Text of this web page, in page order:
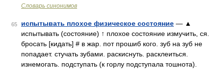
Словарь синонимов
65 испытывать плохое физическое состояние — ▲
испытывать (состояние) ↑ плохое состояние измучить, ся.
бросать [кидать] # в жар. пот прошиб кого. зуб на зуб не
попадает. стучать зубами. раскиснуть. расклеиться.
изнемогать. подступать (к горлу подступала тошнота).